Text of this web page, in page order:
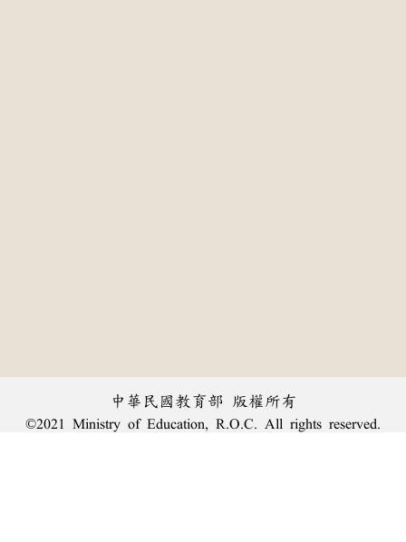
中華民國教育部 版權所有
©2021 Ministry of Education, R.O.C. All rights reserved.